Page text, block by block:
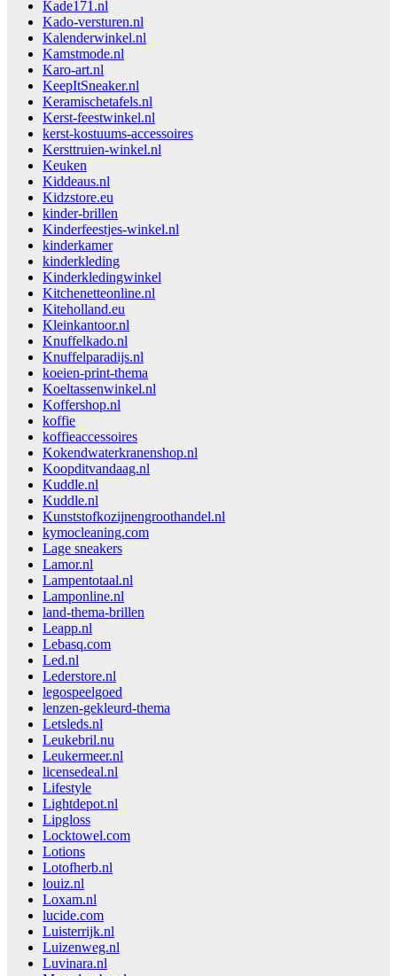
Kade171.nl
Kado-versturen.nl
Kalenderwinkel.nl
Kamstmode.nl
Karo-art.nl
KeepItSneaker.nl
Keramischetafels.nl
Kerst-feestwinkel.nl
kerst-kostuums-accessoires
Kersttruien-winkel.nl
Keuken
Kiddeaus.nl
Kidzstore.eu
kinder-brillen
Kinderfeestjes-winkel.nl
kinderkamer
kinderkleding
Kinderkledingwinkel
Kitchenetteonline.nl
Kiteholland.eu
Kleinkantoor.nl
Knuffelkado.nl
Knuffelparadijs.nl
koeien-print-thema
Koeltassenwinkel.nl
Koffershop.nl
koffie
koffieaccessoires
Kokendwaterkranenshop.nl
Koopditvandaag.nl
Kuddle.nl
Kuddle.nl
Kunststofkozijnengroothandel.nl
kymocleaning.com
Lage sneakers
Lamor.nl
Lampentotaal.nl
Lamponline.nl
land-thema-brillen
Leapp.nl
Lebasq.com
Led.nl
Lederstore.nl
legospeelgoed
lenzen-gekleurd-thema
Letsleds.nl
Leukebril.nu
Leukermeer.nl
licensedeal.nl
Lifestyle
Lightdepot.nl
Lipgloss
Locktowel.com
Lotions
Lotofherb.nl
louiz.nl
Loxam.nl
lucide.com
Luisterrijk.nl
Luizenweg.nl
Luvinara.nl